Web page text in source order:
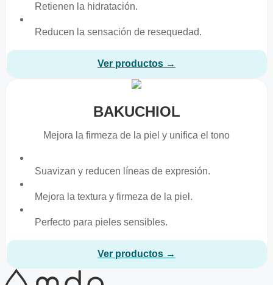
Retienen la hidratación.
Reducen la sensación de resequedad.
Ver productos →
BAKUCHIOL
Mejora la firmeza de la piel y unifica el tono
Suavizan y reducen líneas de expresión.
Mejora la textura y firmeza de la piel.
Perfecto para pieles sensibles.
Ver productos →